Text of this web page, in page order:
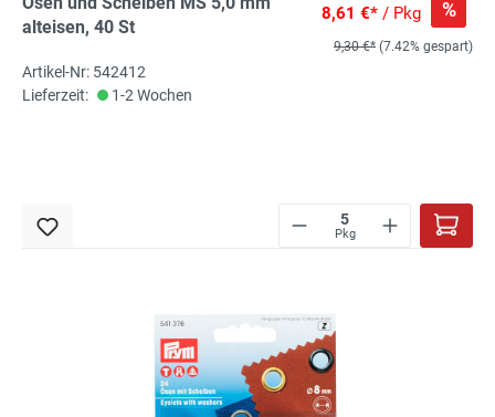
alteisen, 40 St
8,61 €* / Pkg %
9,30 €* (7.42% gespart)
Artikel-Nr: 542412
Lieferzeit:
1-2 Wochen
Pkg